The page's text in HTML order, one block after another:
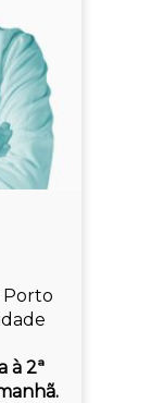
Porto
à 2ª